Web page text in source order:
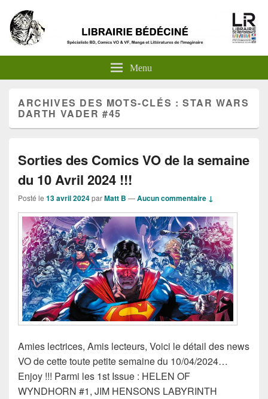
Menu
ARCHIVES DES MOTS-CLÉS :STAR WARS
DARTH VADER #45
Sorties des Comics VO de la semaine
du 10 Avril 2024 !!!
Posté le 13 avril 2024parMatt B —Aucun commentaire ↓
Amies lectrices, Amis lecteurs, Voici le détail des news
VO de cette toute petite semaine du 10/04/2024…
Enjoy !!! Parmi les 1st Issue : HELEN OF
WYNDHORN #1, JIM HENSONS LABYRINTH